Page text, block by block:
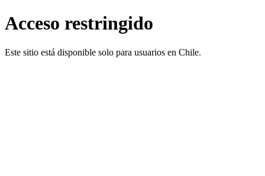
Acceso restringido
Este sitio está disponible solo para usuarios en Chile.